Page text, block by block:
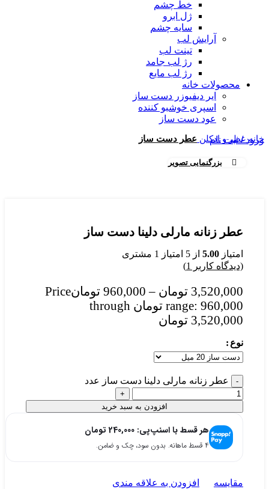
خط چشم
ژل ابرو
سایه چشم
آرایش لب
تینت لب
رژ لب جامد
رژ لب مایع
محصولات خانه
ایر دیفیوزر دست ساز
اسپری خوشبو کننده
عود دست ساز
ورود / ثبت نام
خانهعطر و ادکلن عطر دست ساز
بزرگنمایی تصویر
عطر زنانه مارلی دلینا دست ساز
امتیاز 5.00 از 5 امتیاز 1 مشتری
(دیدگاه کاربر
1
)
3,520,000 تومان –
960,000 تومانPrice
range: 960,000 تومان through
3,520,000 تومان
نوع
عطر زنانه مارلی دلینا دست ساز عدد
افزودن به سبد خرید
هر قسط با اسنپ‌پی: 240,000 تومان
۴ قسط ماهانه. بدون سود، چک و ضامن.
مقایسه افزودن به علاقه مندی